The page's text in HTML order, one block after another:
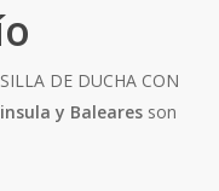
DE DUCHA CON
y Balearesson